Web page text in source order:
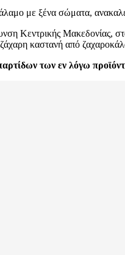
με ξένα σώματα,
Κεντρικής Μακεδονίας,
καστανή από
των εν λόγω